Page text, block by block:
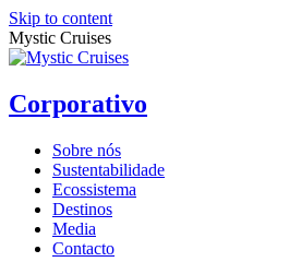
Skip to content
Mystic Cruises
Corporativo
Sobre nós
Sustentabilidade
Ecossistema
Destinos
Media
Contacto